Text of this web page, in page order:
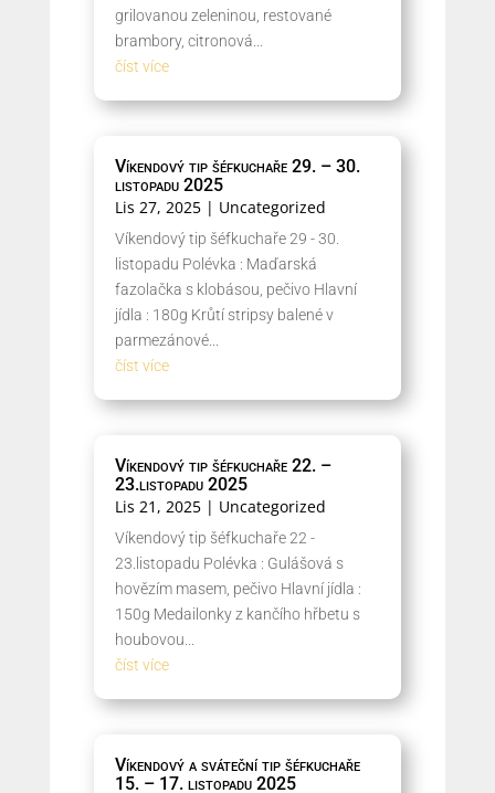
grilovanou zeleninou, restované
brambory, citronová...
číst více
Víkendový tip šéfkuchaře 29. – 30.
listopadu 2025
Lis 27, 2025| Uncategorized
Víkendový tip šéfkuchaře 29 - 30.
listopadu Polévka : Maďarská
fazolačka s klobásou, pečivo Hlavní
jídla : 180g Krůtí stripsy balené v
parmezánové...
číst více
Víkendový tip šéfkuchaře 22. –
23.listopadu 2025
Lis 21, 2025| Uncategorized
Víkendový tip šéfkuchaře 22 -
23.listopadu Polévka : Gulášová s
hovězím masem, pečivo Hlavní jídla :
150g Medailonky z kančího hřbetu s
houbovou...
číst více
Víkendový a sváteční tip šéfkuchaře
15. – 17. listopadu 2025